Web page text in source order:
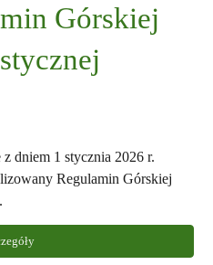
Górskiej
dniem 1 stycznia 2026 r.
Regulamin Górskiej